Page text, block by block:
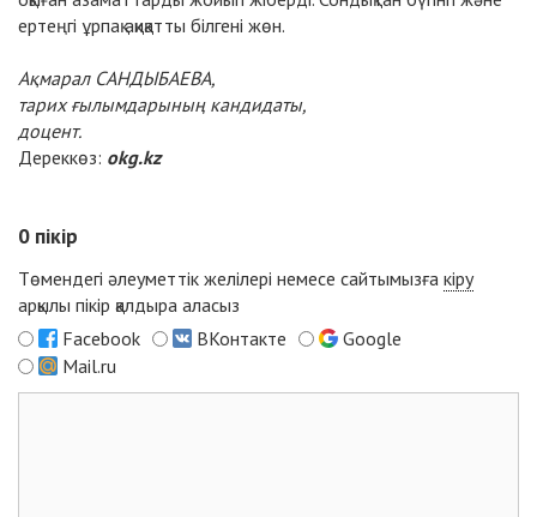
ертеңгі ұрпақ ақиқатты білгені жөн.
Ақмарал САНДЫБАЕВА,
тарих ғылымдарының кандидаты,
доцент.
Дереккөз: okg.kz
0 пікір
Төмендегі әлеуметтік желілері немесе сайтымызға кіру
арқылы пікір қалдыра аласыз
Facebook
ВКонтакте
Google
Mail.ru